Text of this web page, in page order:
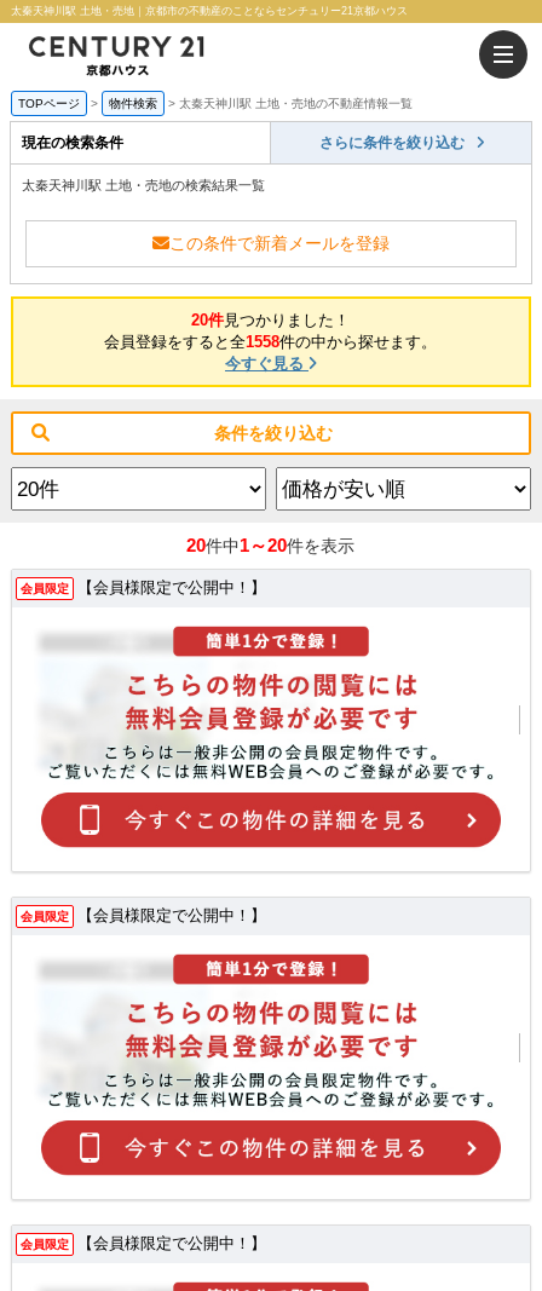
太秦天神川駅 土地・売地｜京都市の不動産のことならセンチュリー21京都ハウス
TOPページ 物件検索 太秦天神川駅 土地・売地の不動産情報一覧
現在の検索条件 さらに条件を絞り込む
太秦天神川駅 土地・売地の検索結果一覧
この条件で新着メールを登録
20件見つかりました！
会員登録をすると全1558件の中から探せます。
今すぐ見る
条件を絞り込む
20件中1～20件を表示
会員限定 【会員様限定で公開中！】
会員限定 【会員様限定で公開中！】
会員限定 【会員様限定で公開中！】